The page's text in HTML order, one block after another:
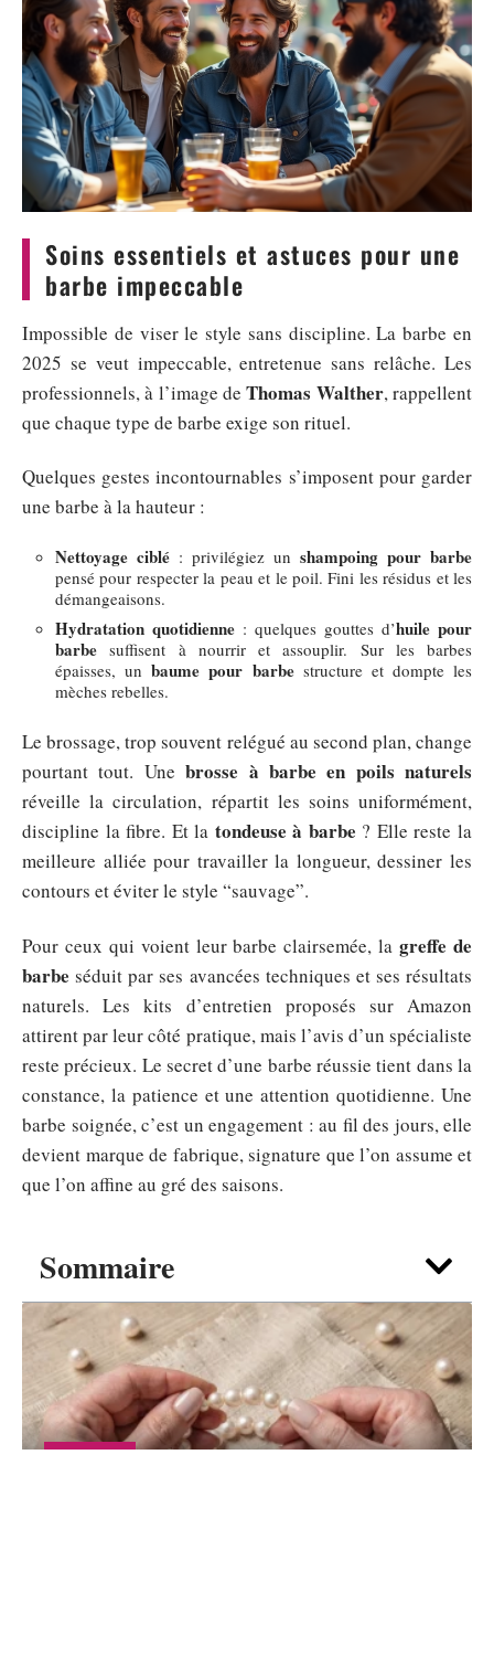
Sommaire
SHOPPING
Soins essentiels et astuces pour une
barbe impeccable
Impossible de viser le style sans discipline. La barbe en
2025 se veut impeccable, entretenue sans relâche. Les
professionnels, à l’image deThomas Walther, rappellent
que chaque type de barbe exige son rituel.
Quelques gestes incontournables s’imposent pour garder
une barbe à la hauteur :
Nettoyage ciblé : privilégiez un shampoing pour barbe
pensé pour respecter la peau et le poil. Fini les résidus et les
démangeaisons.
Hydratation quotidienne : quelques gouttes d’huile pour
barbe suffisent à nourrir et assouplir. Sur les barbes
épaisses, unbaume pour barbestructure et dompte les
mèches rebelles.
Le brossage, trop souvent relégué au second plan, change
pourtant tout. Unebrosse à barbe en poils naturels
réveille la circulation, répartit les soins uniformément,
discipline la fibre. Et la tondeuse à barbe ? Elle reste la
meilleure alliée pour travailler la longueur, dessiner les
contours et éviter le style “sauvage”.
Pour ceux qui voient leur barbe clairsemée, lagreffe de
barbe séduit par ses avancées techniques et ses résultats
naturels. Les kits d’entretien proposés sur Amazon
attirent par leur côté pratique, mais l’avis d’un spécialiste
reste précieux. Le secret d’une barbe réussie tient dans la
constance, la patience et une attention quotidienne. Une
barbe soignée, c’est un engagement : au fil des jours, elle
devient marque de fabrique, signature que l’on assume et
que l’on affine au gré des saisons.